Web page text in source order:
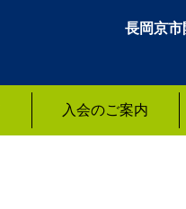
長岡京
入会のご案内